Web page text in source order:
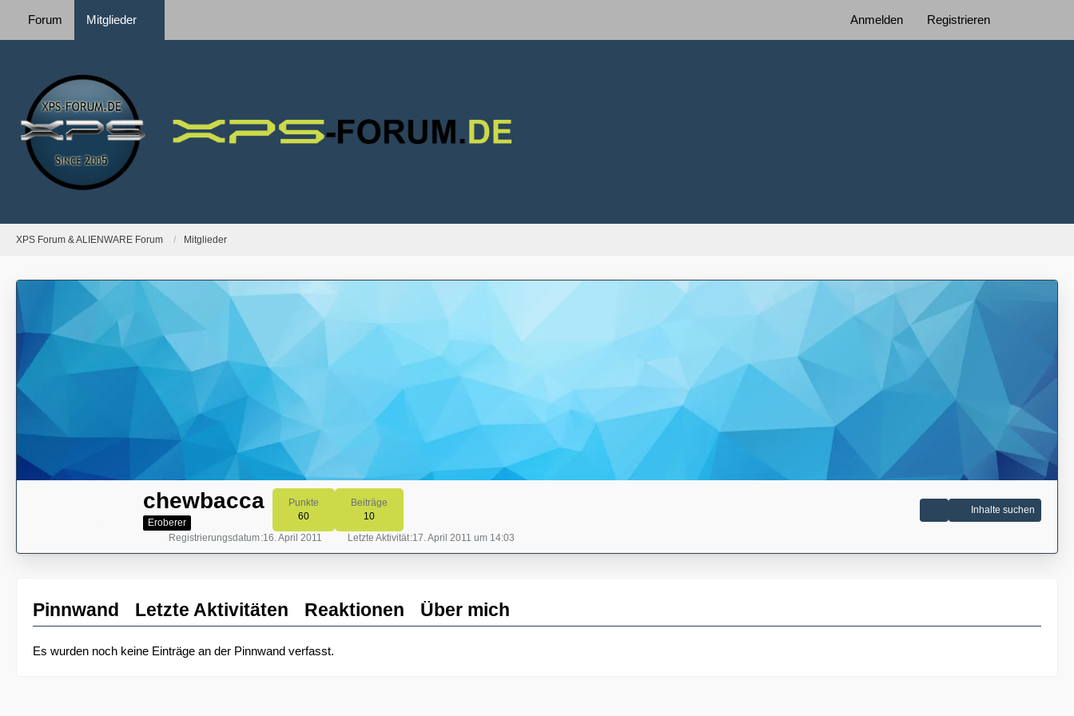
Forum Mitglieder Anmelden Registrieren
XPS Forum & ALIENWARE Forum Mitglieder
chewbacca
Eroberer
Punkte
60
Beiträge
10
Inhalte suchen
Registrierungsdatum 16. April 2011 Letzte Aktivität 17. April 2011 um 14:03
Pinnwand Letzte Aktivitäten Reaktionen Über mich
Es wurden noch keine Einträge an der Pinnwand verfasst.